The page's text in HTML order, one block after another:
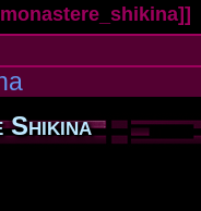
]]
Shikina